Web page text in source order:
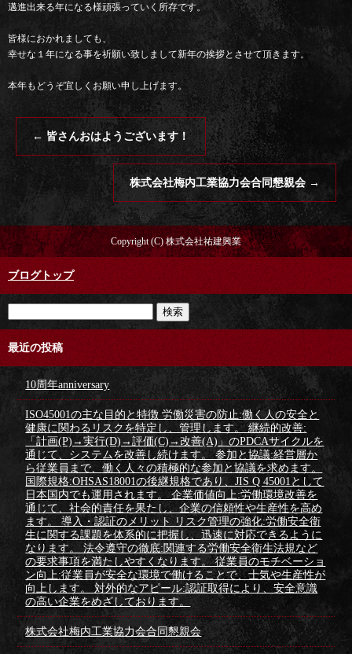
邁進出来る年になる様頑張っていく所存です。
皆様におかれましても、
幸せな１年になる事を祈願い致しまして新年の挨拶とさせて頂きます。
本年もどうぞ宜しくお願い申し上げます。
← 皆さんおはようございます！
株式会社梅内工業協力会合同懇親会 →
Copyright (C) 株式会社祐建興業
ブログトップ
最近の投稿
10周年anniversary
ISO45001の主な目的と特徴 労働災害の防止:働く人の安全と
健康に関わるリスクを特定し、管理します。 継続的改善:
「計画(P)→実行(D)→評価(C)→改善(A)」のPDCAサイクルを
通じて、システムを改善し続けます。 参加と協議:経営層か
ら従業員まで、働く人々の積極的な参加と協議を求めます。
国際規格:OHSAS18001の後継規格であり、JIS Q 45001として
日本国内でも運用されます。 企業価値向上:労働環境改善を
通じて、社会的責任を果たし、企業の信頼性や生産性を高め
ます。 導入・認証のメリット リスク管理の強化:労働安全衛
生に関する課題を体系的に把握し、迅速に対応できるように
なります。 法令遵守の徹底:関連する労働安全衛生法規など
の要求事項を満たしやすくなります。 従業員のモチベーショ
ン向上:従業員が安全な環境で働けることで、士気や生産性が
向上します。 対外的なアピール:認証取得により、安全意識
の高い企業をめざしております。
株式会社梅内工業協力会合同懇親会